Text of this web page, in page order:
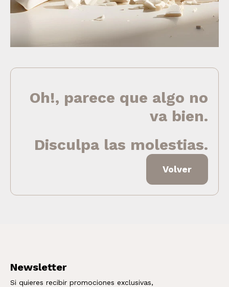
Oh!, parece que algo no
va bien.
Disculpa las molestias.
Volver
Newsletter
Si quieres recibir promociones exclusivas,